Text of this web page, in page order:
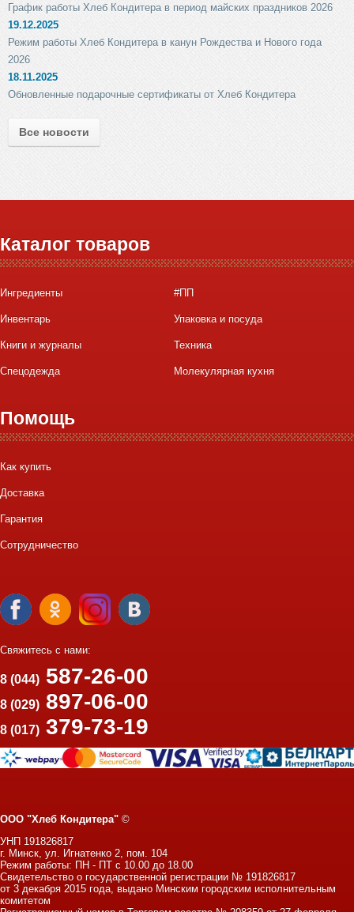
График работы Хлеб Кондитера в период майских праздников 2026
19.12.2025
Режим работы Хлеб Кондитера в канун Рождества и Нового года
2026
18.11.2025
Обновленные подарочные сертификаты от Хлеб Кондитера
Все новости
Каталог товаров
Ингредиенты #ПП
Инвентарь Упаковка и посуда
Книги и журналы Техника
Спецодежда Молекулярная кухня
Помощь
Как купить
Доставка
Гарантия
Сотрудничество
Свяжитесь с нами:
8 (044) 587-26-00
8 (029) 897-06-00
8 (017) 379-73-19
ООО "Хлеб Кондитера" ©
УНП 191826817
г. Минск, ул. Игнатенко 2, пом. 104
Режим работы: ПН - ПТ с 10.00 до 18.00
Свидетельство о государственной регистрации № 191826817
от 3 декабря 2015 года, выдано Минским городским исполнительным
комитетом